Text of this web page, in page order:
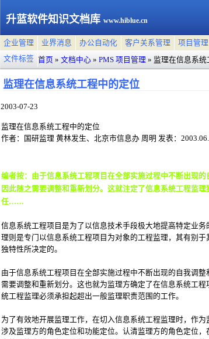
升蓝软件知识文档库 www.hiblue.cn
企业管理 业界消息 办公自动化 客户关系管理 项目管理
文件标签 首页 » 文档中心 » PMS 项目管理 » 监理在信息系统
监理在信息系统工程中的定位
2003-07-23
监理在信息系统工程中的定位
作者：国研监理 黄林发生、北京市信息办 周明 发表：
编者按：由于信息系统工程项目在全部实施过程中不断出现
因此随之需要调整和重新划分。这就注定了信息系统工程监
任……
信息系统工程项目是为了以信息技术手段极大地提高特定业
理则是专门以信息系统工程项目为对象的工程监理，其有别
独特性所决定的。
由于信息系统工程项目在全部实施过程中不断出现的自我调
需要调整和重新划分。这也就为监理方确定了在信息系统工
统工程监理必须承担起超出一般监理职责范围的工作。
为了有效地开展监理工作，在切入信息系统工程监理时，作
涉及监理方的角色定位和功能定位。认清监理方的角色定位